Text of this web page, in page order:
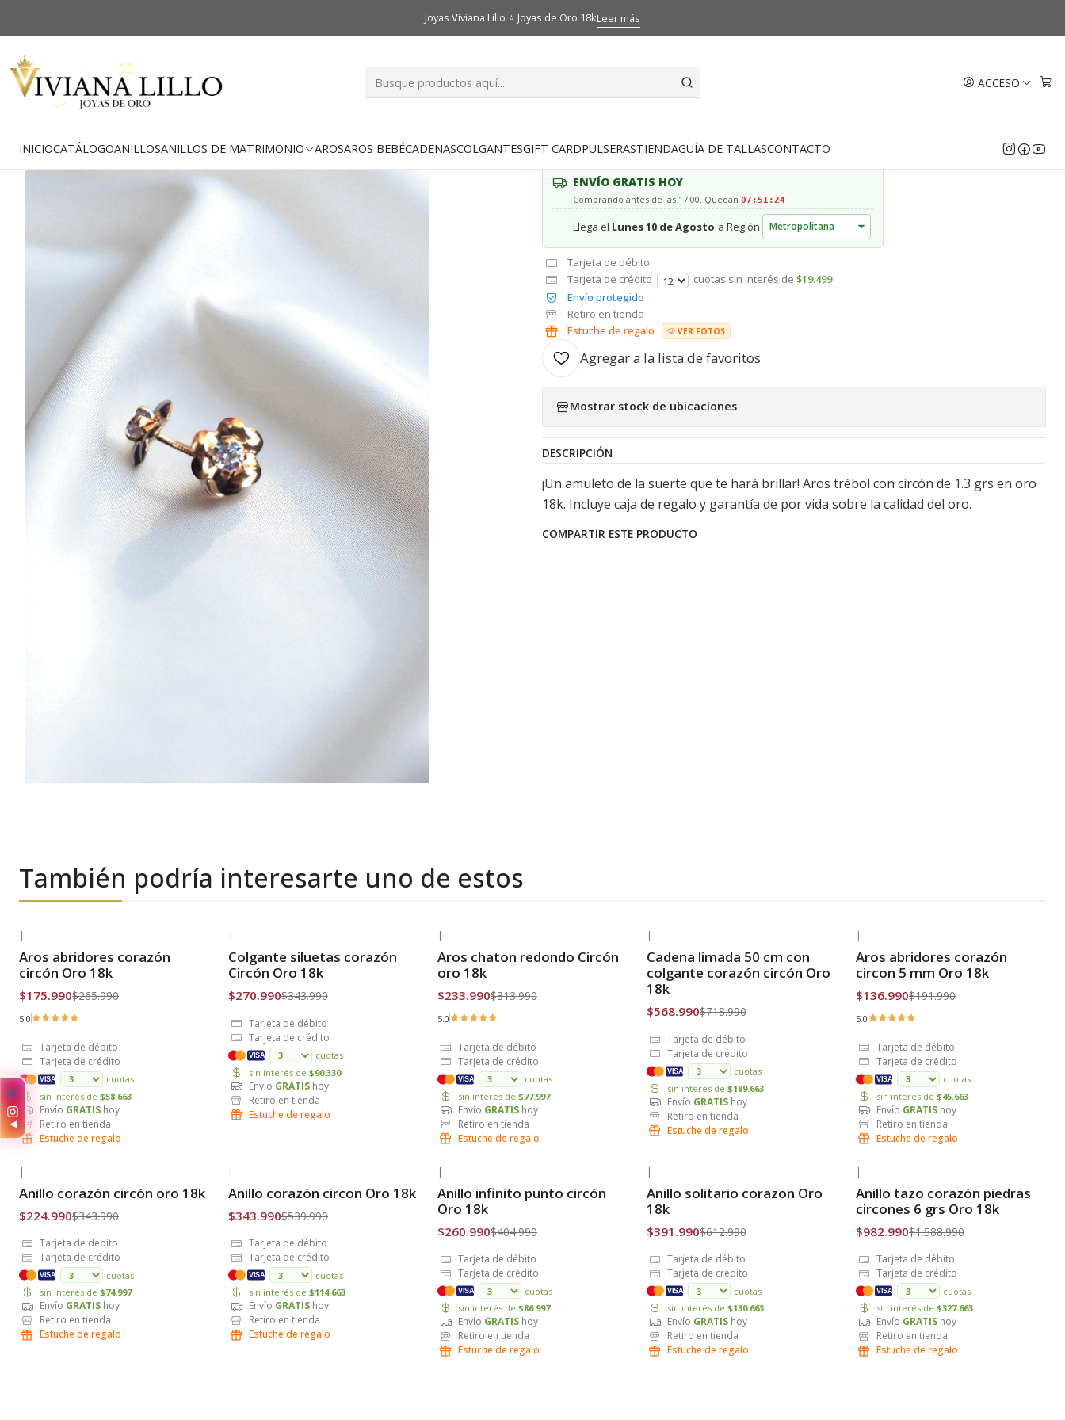
ACCESO
INICIOCATÁLOGOANILLOSANILLOS DE MATRIMONIO AROSAROS BEBÉCADENASCOLGANTESGIFT CARDPULSERASTIENDAGUÍA DE TALLASCONTACTO
Joyas Viviana Lillo ⭐ Joyas de Oro 18kLeer más
Catálogo Aros Aros trebol Circón Oro 18k
-32% OFF
Envío Gratis
|
Aros trebol Circón Oro 18k
ENVÍO GRATIS HOY
Comprando antes de las 17:00. Quedan 07:51:24
Llega el Lunes 10 de Agosto a Región
Tarjeta de débito
Tarjeta de crédito
cuotas sin interés de $19.499
Envío protegido
Retiro en tienda
Estuche de regalo
VER FOTOS
Agregar a la lista de favoritos
Mostrar stock de ubicaciones
DESCRIPCIÓN
¡Un amuleto de la suerte que te hará brillar! Aros trébol con circón de 1.3 grs en oro
18k. Incluye caja de regalo y garantía de por vida sobre la calidad del oro.
COMPARTIR ESTE PRODUCTO
También podría interesarte uno de estos
Envío Gratis
|
Aros abridores corazón
circón Oro 18k
$175.990$265.990
5.0
Tarjeta de débito
Tarjeta de crédito
VISA
cuotas
sin interés de $58.663
Envío GRATIS hoy
Retiro en tienda
Estuche de regalo
Envío Gratis
|
Colgante siluetas corazón
Circón Oro 18k
$270.990$343.990
Tarjeta de débito
Tarjeta de crédito
VISA
cuotas
sin interés de $90.330
Envío GRATIS hoy
Retiro en tienda
Estuche de regalo
Envío Gratis
|
Aros chaton redondo Circón
oro 18k
$233.990$313.990
5.0
Tarjeta de débito
Tarjeta de crédito
VISA
cuotas
sin interés de $77.997
Envío GRATIS hoy
Retiro en tienda
Estuche de regalo
Envío Gratis
|
Cadena limada 50 cm con
colgante corazón circón Oro
18k
$568.990$718.990
Tarjeta de débito
Tarjeta de crédito
VISA
cuotas
sin interés de $189.663
Envío GRATIS hoy
Retiro en tienda
Estuche de regalo
Envío Gratis
|
Aros abridores corazón
circon 5 mm Oro 18k
$136.990$191.990
5.0
Tarjeta de débito
Tarjeta de crédito
VISA
cuotas
sin interés de $45.663
Envío GRATIS hoy
Retiro en tienda
Estuche de regalo
Envío Gratis
|
Anillo corazón circón oro 18k
$224.990$343.990
Tarjeta de débito
Tarjeta de crédito
VISA
cuotas
sin interés de $74.997
Envío GRATIS hoy
Retiro en tienda
Estuche de regalo
Envío Gratis
|
Anillo corazón circon Oro 18k
$343.990$539.990
Tarjeta de débito
Tarjeta de crédito
VISA
cuotas
sin interés de $114.663
Envío GRATIS hoy
Retiro en tienda
Estuche de regalo
Envío Gratis
|
Anillo infinito punto circón
Oro 18k
$260.990$404.990
Tarjeta de débito
Tarjeta de crédito
VISA
cuotas
sin interés de $86.997
Envío GRATIS hoy
Retiro en tienda
Estuche de regalo
Envío Gratis
|
Anillo solitario corazon Oro
18k
$391.990$612.990
Tarjeta de débito
Tarjeta de crédito
VISA
cuotas
sin interés de $130.663
Envío GRATIS hoy
Retiro en tienda
Estuche de regalo
Envío Gratis
|
Anillo tazo corazón piedras
circones 6 grs Oro 18k
$982.990$1.588.990
Tarjeta de débito
Tarjeta de crédito
VISA
cuotas
sin interés de $327.663
Envío GRATIS hoy
Retiro en tienda
Estuche de regalo
🤍
◀